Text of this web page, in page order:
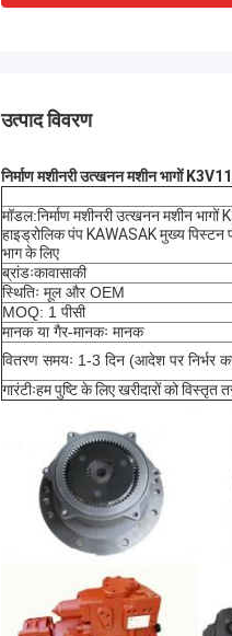
उत्पाद विवरण
निर्माण मशीनरी उत्खनन मशीन भागों
मॉडल:निर्माण मशीनरी उत्खनन मशीन
हाइड्रोलिक पंप KAWASAK मुख्य
भाग के लिए
ब्रांडःकावासाकी
स्थितिः मूल और OEM
MOQ: 1 पीसी
मानक या गैर-मानकः मानक
वितरण समयः 1-3 दिन (आदेश पर निर्भर
गारंटीःहम पुष्टि के लिए खरीदारों को